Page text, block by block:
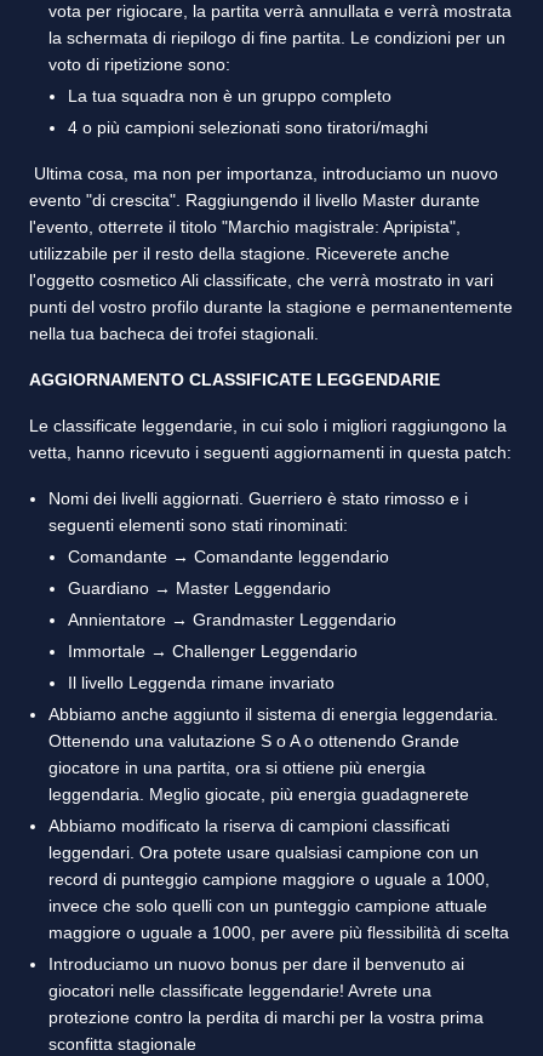
vota per rigiocare, la partita verrà annullata e verrà mostrata
la schermata di riepilogo di fine partita. Le condizioni per un
voto di ripetizione sono:
La tua squadra non è un gruppo completo
4 o più campioni selezionati sono tiratori/maghi
Ultima cosa, ma non per importanza, introduciamo un nuovo
evento "di crescita". Raggiungendo il livello Master durante
l'evento, otterrete il titolo "Marchio magistrale: Apripista",
utilizzabile per il resto della stagione. Riceverete anche
l'oggetto cosmetico Ali classificate, che verrà mostrato in vari
punti del vostro profilo durante la stagione e permanentemente
nella tua bacheca dei trofei stagionali.
AGGIORNAMENTO CLASSIFICATE LEGGENDARIE
Le classificate leggendarie, in cui solo i migliori raggiungono la
vetta, hanno ricevuto i seguenti aggiornamenti in questa patch:
Nomi dei livelli aggiornati. Guerriero è stato rimosso e i
seguenti elementi sono stati rinominati:
Comandante → Comandante leggendario
Guardiano → Master Leggendario
Annientatore → Grandmaster Leggendario
Immortale → Challenger Leggendario
Il livello Leggenda rimane invariato
Abbiamo anche aggiunto il sistema di energia leggendaria.
Ottenendo una valutazione S o A o ottenendo Grande
giocatore in una partita, ora si ottiene più energia
leggendaria. Meglio giocate, più energia guadagnerete
Abbiamo modificato la riserva di campioni classificati
leggendari. Ora potete usare qualsiasi campione con un
record di punteggio campione maggiore o uguale a 1000,
invece che solo quelli con un punteggio campione attuale
maggiore o uguale a 1000, per avere più flessibilità di scelta
Introduciamo un nuovo bonus per dare il benvenuto ai
giocatori nelle classificate leggendarie! Avrete una
protezione contro la perdita di marchi per la vostra prima
sconfitta stagionale